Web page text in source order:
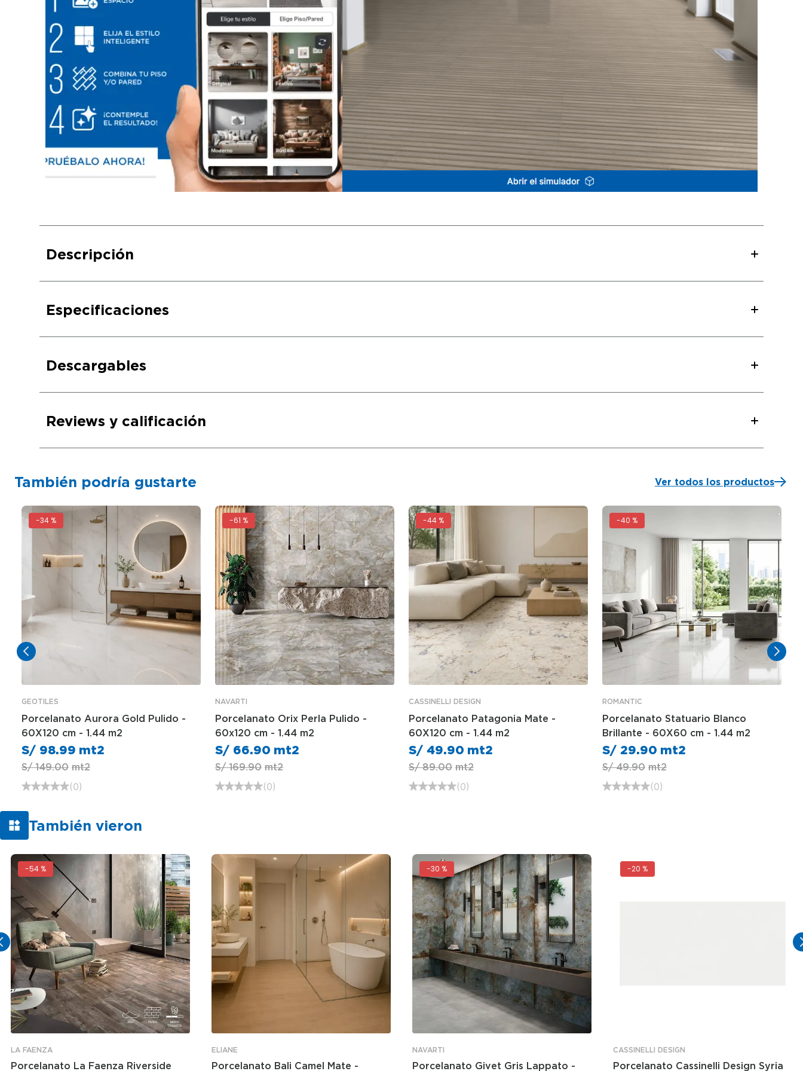
Descripción
Especificaciones
Descargables
Reviews y calificación
También podría gustarte Ver todos los productos
-34 %
GEOTILES
Porcelanato Aurora Gold Pulido -
60X120 cm - 1.44 m2
S/ 149.00
S/ 98.99
(0)
-61 %
NAVARTI
Porcelanato Orix Perla Pulido -
60x120 cm - 1.44 m2
S/ 169.90
S/ 66.90
(0)
-44 %
CASSINELLI DESIGN
Porcelanato Patagonia Mate -
60X120 cm - 1.44 m2
S/ 89.00
S/ 49.90
(0)
-40 %
ROMANTIC
Porcelanato Statuario Blanco
Brillante - 60X60 cm - 1.44 m2
S/ 49.90
S/ 29.90
(0)
También vieron
-54 %
LA FAENZA
Porcelanato La Faenza Riverside
ELIANE
Porcelanato Bali Camel Mate -
-30 %
NAVARTI
Porcelanato Givet Gris Lappato -
-20 %
CASSINELLI DESIGN
Porcelanato Cassinelli Design Syria